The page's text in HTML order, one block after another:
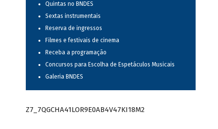
Quintas no BNDES
Sextas instrumentais
Reserva de ingressos
Filmes e festivais de cinema
Receba a programação
Concursos para Escolha de Espetáculos Musicais
Galeria BNDES
Z7_7QGCHA41LOR9E0AB4V47KI18M2